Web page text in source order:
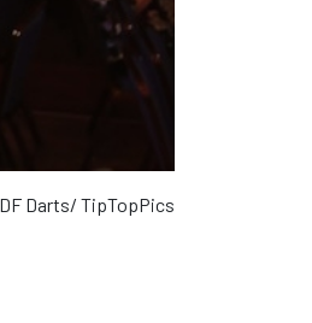
Darts/ TipTopPics